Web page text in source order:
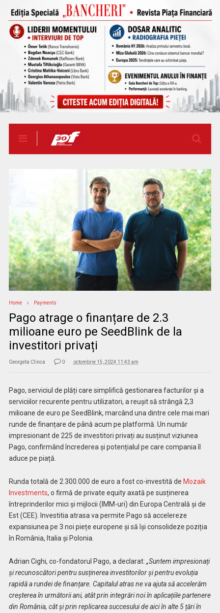
Home Payments
Pago atrage o finanțare de 2.3
milioane euro pe SeedBlink de la
investitori privați
Georgeta Clinca 0 octombrie 15, 2024 11:43 am
Pago, serviciul de plăți care simplifică gestionarea facturilor și a
serviciilor recurente pentru utilizatori, a reușit să strângă 2,3
milioane de euro pe SeedBlink, marcând una dintre cele mai mari
runde de finanțare de până acum pe platformă. Un număr
impresionant de 225 de investitori privați au susținut viziunea
Pago, confirmând încrederea și potențialul pe care compania îl
aduce pe piață.
Runda totală de 2.300.000 de euro a fost co-investită de Mozaik
Investments, o firmă de private equity axată pe susținerea
întreprinderilor mici și mijlocii (IMM-uri) din Europa Centrală și de
Est (CEE). Investitia atrasa va permite Pago să accelereze
expansiunea pe 3 noi piețe europene și să își consolideze poziția
în România, Italia și Polonia.
Adrian Cighi, co-fondatorul Pago, a declarat: „Suntem impresionați
și recunoscători pentru susținerea investitorilor și pentru evoluția
rapidă a rundei de finanțare. Capitalul atras ne va ajuta să accelerăm
creșterea în următorii ani, atât prin integrări noi în aplicațiile partenere
din România, cât și prin replicarea succesului de aici în alte 5 țări în